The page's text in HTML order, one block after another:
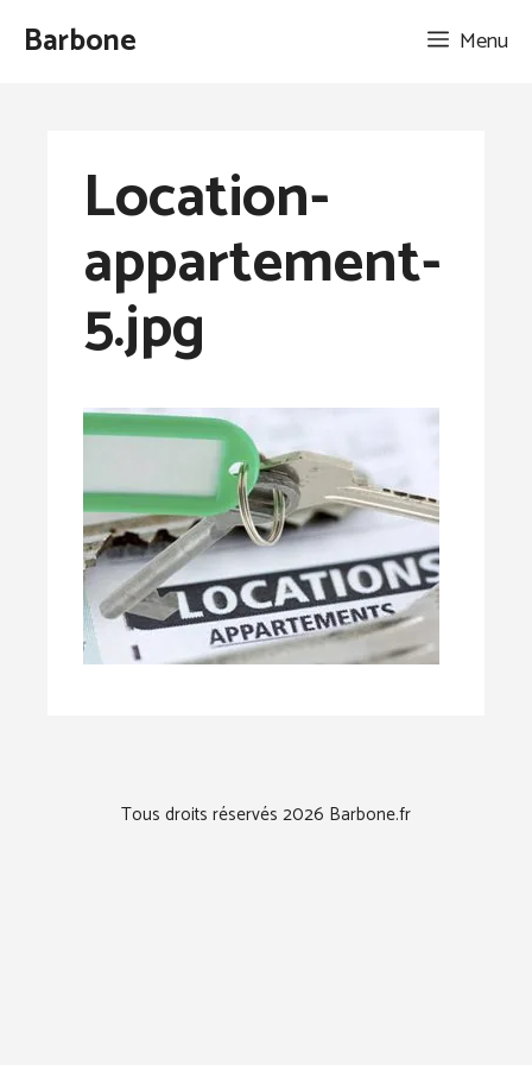
AllerBarbone Menu
Location-
appartement-
5.jpg
Tous droits réservés 2026 Barbone.fr